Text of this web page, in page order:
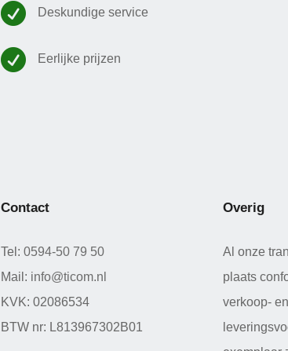
 Deskundige service
 Eerlijke prijzen
Contact
Tel: 0594-50 79 50
Mail: info@ticom.nl
KVK: 02086534
BTW nr: L813967302B01
Overig
Al onze
plaats
verkoop- en